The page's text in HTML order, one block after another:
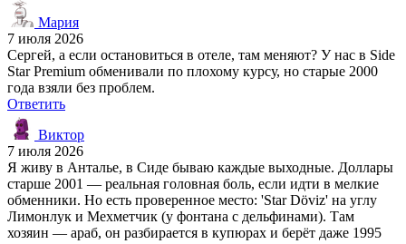
Мария
7 июля 2026
Сергей, а если остановиться в отеле, там меняют? У нас в Side
Star Premium обменивали по плохому курсу, но старые 2000
года взяли без проблем.
Ответить
Виктор
7 июля 2026
Я живу в Анталье, в Сиде бываю каждые выходные. Доллары
старше 2001 — реальная головная боль, если идти в мелкие
обменники. Но есть проверенное место: 'Star Döviz' на углу
Лимонлук и Мехметчик (у фонтана с дельфинами). Там
хозяин — араб, он разбирается в купюрах и берёт даже 1995